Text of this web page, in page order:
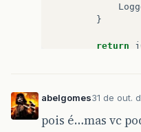
}
return
abelgomes31 de out.
pois é…mas vc